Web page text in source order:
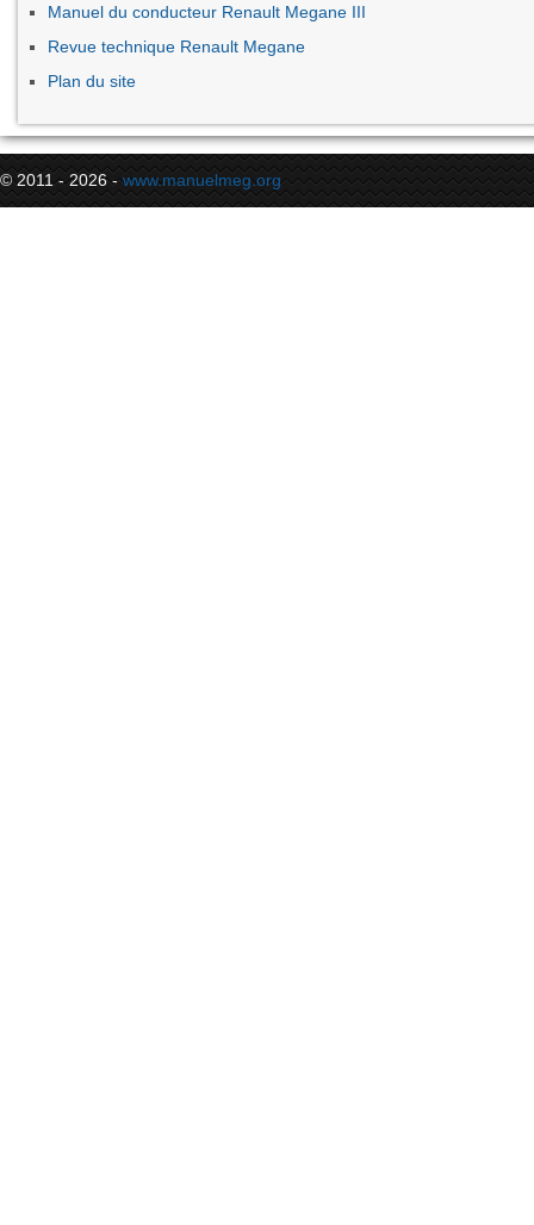
Manuel du conducteur Renault Megane III
Revue technique Renault Megane
Plan du site
© 2011 - 2026 - www.manuelmeg.org